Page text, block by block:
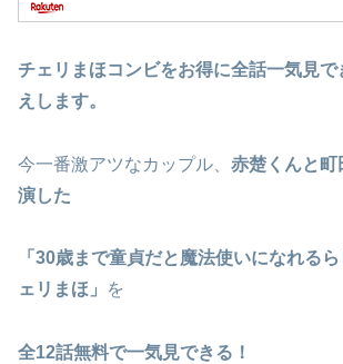
チェリまほコンビをお得に全話一気見
えします。
今一番激アツなカップル、 赤楚くんと町
演した
「30歳まで童貞だと魔法使いになれる
ェリまほ」
を
全12話無料で一気見できる！